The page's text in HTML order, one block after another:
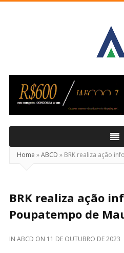
Real
Home »ABCD » BRK realiza ação
BRK realiza ação
Poupatempo de
IN ABCD ON 11 DE OUTUBRO DE 2023